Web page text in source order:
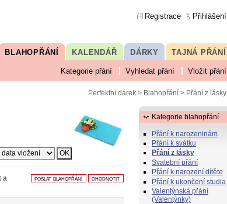
Registrace Přihlášení
TAJNÁ PŘÁNÍ
DÁRKY
KALENDÁŘ
BLAHOPŘÁNÍ
Kategorie přání Vyhledat přání Vložit přání
Perfektní dárek > Blahopřání > Přání z lásky
poslat blahopřání ohodnotit
a
Kategorie blahopřání
Přání k narozeninám
Přání k svátku
Přání z lásky
Svatební přání
Přání k narození dítěte
Přání k ukončení studia
Valentýnská přání
(Valentýnky)